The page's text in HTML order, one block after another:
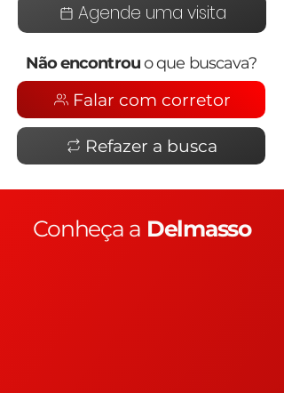
Agende uma visita
Não encontrouo que buscava?
Falar com corretor
Refazer a busca
Conheça a Delmasso